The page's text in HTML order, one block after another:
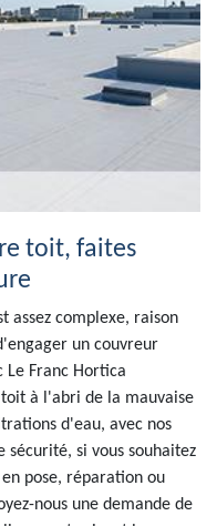
toit, faites
assez complexe, raison
un couvreur
Franc Hortica
à l'abri de la mauvaise
d'eau, avec nos
si vous souhaitez
pose, réparation ou
nous une demande de